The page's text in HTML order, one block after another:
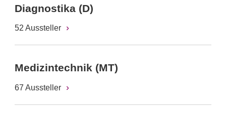
Diagnostika (D)
52 Aussteller
Medizintechnik (MT)
67 Aussteller